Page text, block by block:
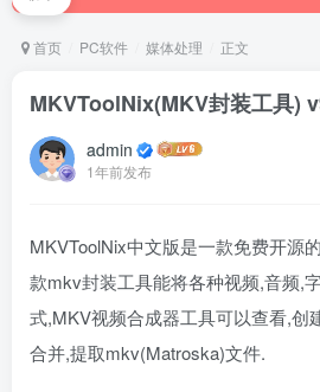
首页 PC软件 媒体处理 正文
MKVToolNix(MKV封装工具)
admin
1年前发布
MKVToolNix中文版是一款免费开源
款mkv封装工具能将各种视频,音频,
式,MKV视频合成器工具可以查看,创
合并,提取mkv(Matroska)文件.